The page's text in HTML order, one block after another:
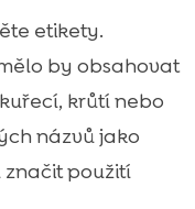
etikety.
by obsahovat
krůtí nebo
názvů jako
značit použití